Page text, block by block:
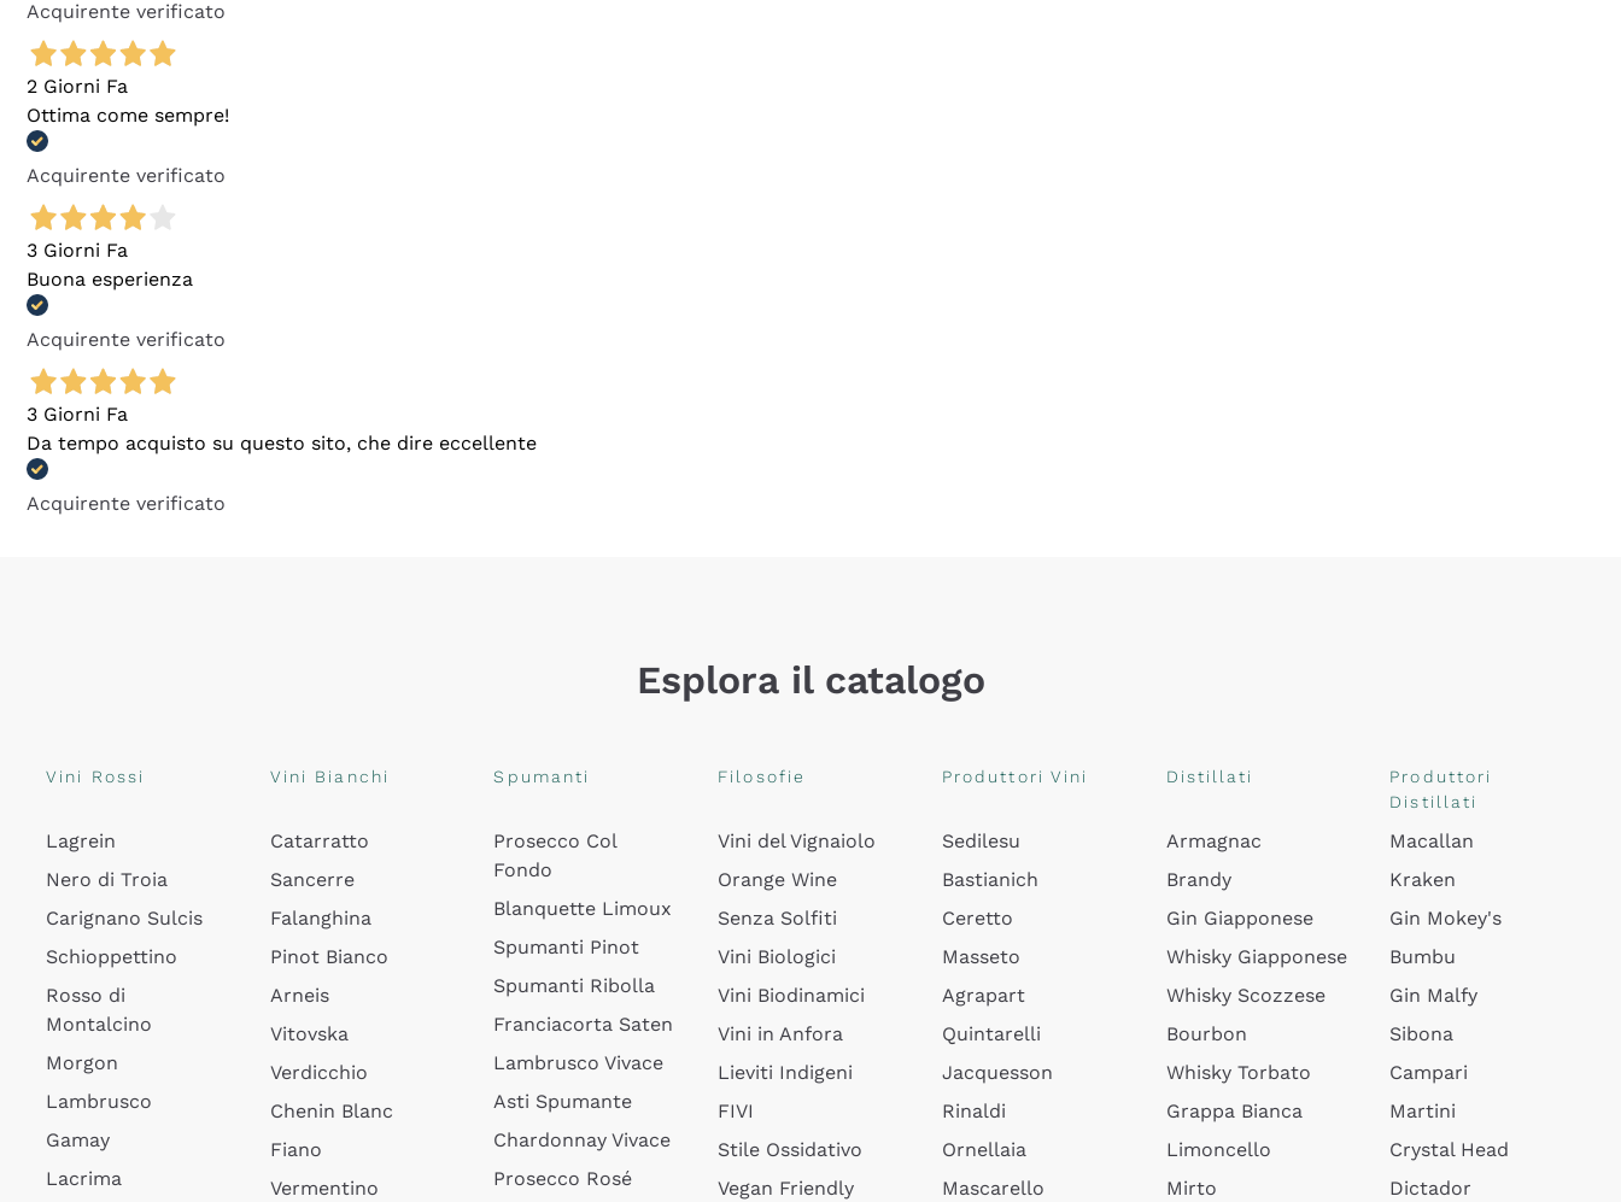
Acquirente verificato
2 Giorni Fa
Ottima come sempre!
Acquirente verificato
3 Giorni Fa
Buona esperienza
Acquirente verificato
3 Giorni Fa
Da tempo acquisto su questo sito, che dire eccellente
Acquirente verificato
Esplora il catalogo
Vini Rossi
Lagrein
Nero di Troia
Carignano Sulcis
Schioppettino
Rosso di
Montalcino
Morgon
Lambrusco
Gamay
Lacrima
Vini Bianchi
Catarratto
Sancerre
Falanghina
Pinot Bianco
Arneis
Vitovska
Verdicchio
Chenin Blanc
Fiano
Vermentino
Spumanti
Prosecco Col
Fondo
Blanquette Limoux
Spumanti Pinot
Spumanti Ribolla
Franciacorta Saten
Lambrusco Vivace
Asti Spumante
Chardonnay Vivace
Prosecco Rosé
Filosofie
Vini del Vignaiolo
Orange Wine
Senza Solfiti
Vini Biologici
Vini Biodinamici
Vini in Anfora
Lieviti Indigeni
FIVI
Stile Ossidativo
Vegan Friendly
Produttori Vini
Sedilesu
Bastianich
Ceretto
Masseto
Agrapart
Quintarelli
Jacquesson
Rinaldi
Ornellaia
Mascarello
Distillati
Armagnac
Brandy
Gin Giapponese
Whisky Giapponese
Whisky Scozzese
Bourbon
Whisky Torbato
Grappa Bianca
Limoncello
Mirto
Produttori
Distillati
Macallan
Kraken
Gin Mokey's
Bumbu
Gin Malfy
Sibona
Campari
Martini
Crystal Head
Dictador